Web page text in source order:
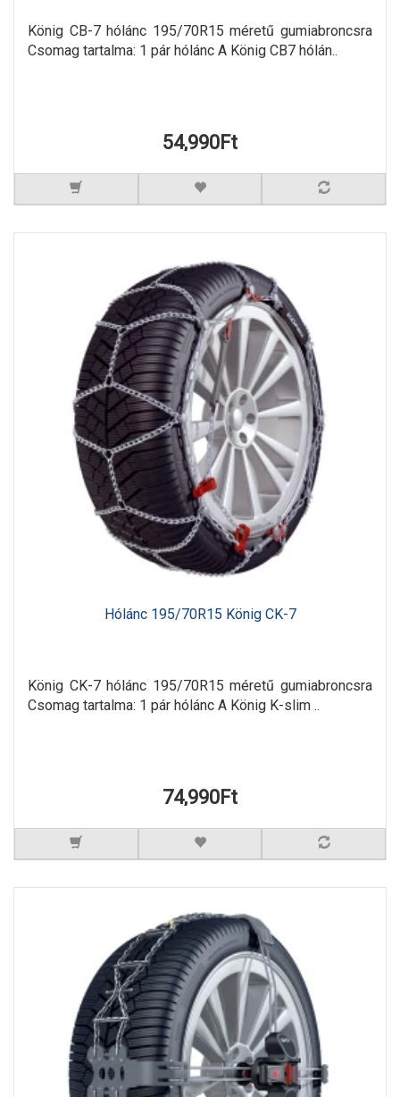
König CB-7 hólánc 195/70R15 méretű gumiabroncsra
Csomag tartalma: 1 pár hólánc A König CB7 hólán..
54,990Ft
Hólánc 195/70R15 König CK-7
König CK-7 hólánc 195/70R15 méretű gumiabroncsra
Csomag tartalma: 1 pár hólánc A König K-slim ..
74,990Ft